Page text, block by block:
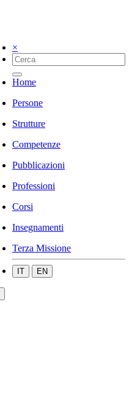
×
Home
Persone
Strutture
Competenze
Pubblicazioni
Professioni
Corsi
Insegnamenti
Terza Missione
IT EN